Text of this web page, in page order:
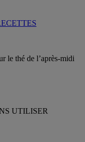
le thé de l’après-midi
UTILISER